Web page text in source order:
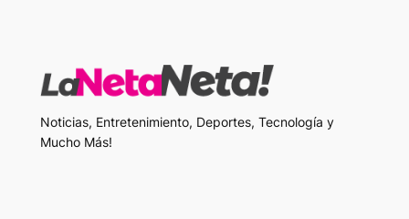
Noticias, Entretenimiento, Deportes, Tecnología y
Mucho Más!